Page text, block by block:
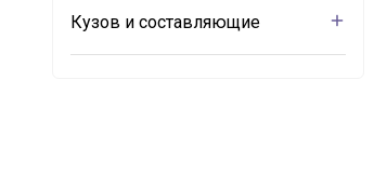
Кузов и составляющие